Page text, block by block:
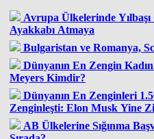
Avrupa Ülkelerinde
Ayakkabı Atmaya
Bulgaristan ve Romanya,
Dünyanın En Zengin
Meyers Kimdir?
Dünyanın En Zenginleri
Zenginleşti: Elon Musk Yine
AB Ülkelerine Sığınma